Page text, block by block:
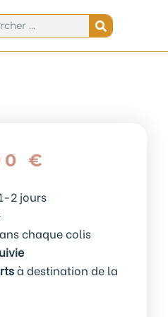
€
2 jours
chaque colis
à destination de la